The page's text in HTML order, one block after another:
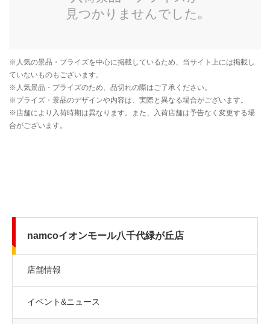
namcoイオンモール八千代緑が丘店
店舗情報
イベント&ニュース